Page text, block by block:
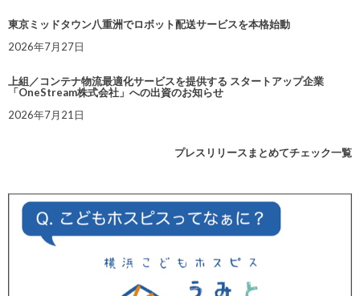
東京ミッドタウン八重洲でロボット配送サービスを本格始動
2026年7月27日
上組／コンテナ物流最適化サービスを提供する スタートアップ企業
「OneStream株式会社」への出資のお知らせ
2026年7月21日
プレスリリースまとめてチェック一覧